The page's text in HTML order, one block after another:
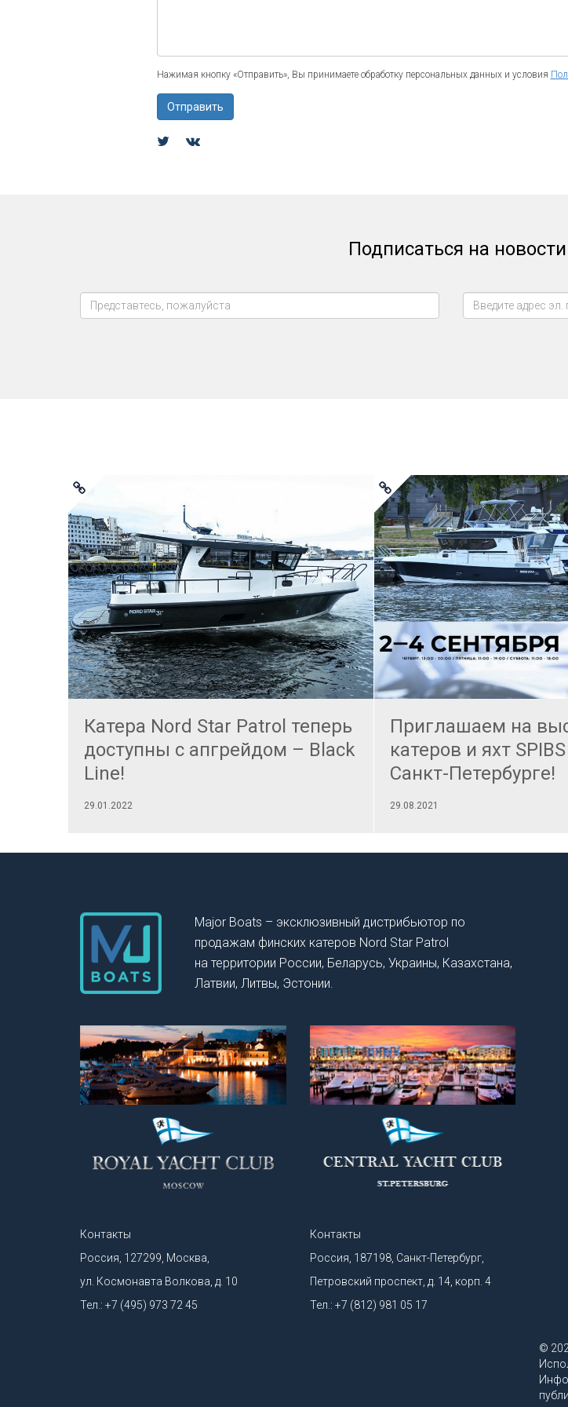
Нажимая кнопку «Отправить», Вы принимаете обработку персональных данных и условия
Отправить
Подписаться на
Катера Nord Star Patrol теперь
доступны с апгрейдом – Black
Line!
29.01.2022
Приглашаем на
катеров и яхт
Санкт-Петербурге!
29.08.2021
Major Boats – эксклюзивный дистрибьютор по
продажам финских катеров Nord Star Patrol
на территории России, Беларусь, Украины, Казахстана,
Латвии, Литвы, Эстонии.
Контакты
Россия, 127299, Москва,
ул. Космонавта Волкова, д. 10
Тел.: +7 (495) 973 72 45
Контакты
Россия, 187198, Санкт-Петербург,
Петровский проспект, д. 14, корп. 4
Тел.: +7 (812) 981 05 17
©